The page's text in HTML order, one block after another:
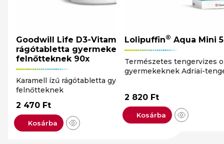
Goodwill Life D3-Vitamin 1000NE
rágótabletta gyermekeknek és
felnőtteknek 90x
Karamell ízű rágótabletta gyermekeknek és
felnőtteknek
2 470 Ft
Kosárba
Lolipuffin® Aqua Mini
Természetes tengervizes
gyermekeknek Adriai-
2 820 Ft
Kosárba